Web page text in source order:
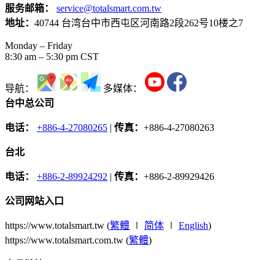
服务邮箱：
service@totalsmart.com.tw
地址： 40744 台湾台中市西屯区河南路2段262号10楼之7
Monday – Friday
8:30 am – 5:30 pm CST
导航：
多媒体：
台中总公司
电话： +886-4-27080265 | 传真： +886-4-27080263
台北
电话： +886-2-89924292 | 传真： +886-2-89929426
公司网站入口
https://www.totalsmart.tw (繁體 ∣ 简体 ∣ English)
https://www.totalsmart.com.tw (繁體)